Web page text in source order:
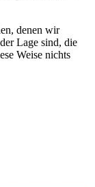
denen wir
Lage sind, die
Weise nichts